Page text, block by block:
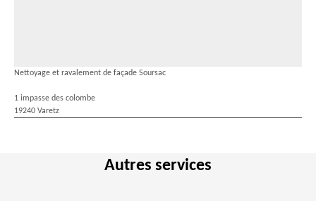
Nettoyage et ravalement de façade Soursac
1 impasse des colombe
19240 Varetz
Autres services